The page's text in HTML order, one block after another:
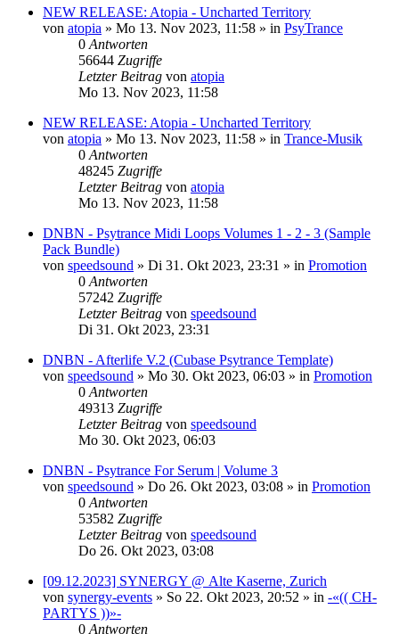
NEW RELEASE: Atopia - Uncharted Territory
von atopia » Mo 13. Nov 2023, 11:58 » in PsyTrance
0 Antworten
56644 Zugriffe
Letzter Beitrag von atopia
Mo 13. Nov 2023, 11:58
NEW RELEASE: Atopia - Uncharted Territory
von atopia » Mo 13. Nov 2023, 11:58 » in Trance-Musik
0 Antworten
48245 Zugriffe
Letzter Beitrag von atopia
Mo 13. Nov 2023, 11:58
DNBN - Psytrance Midi Loops Volumes 1 - 2 - 3 (Sample
Pack Bundle)
von speedsound » Di 31. Okt 2023, 23:31 » in Promotion
0 Antworten
57242 Zugriffe
Letzter Beitrag von speedsound
Di 31. Okt 2023, 23:31
DNBN - Afterlife V.2 (Cubase Psytrance Template)
von speedsound » Mo 30. Okt 2023, 06:03 » in Promotion
0 Antworten
49313 Zugriffe
Letzter Beitrag von speedsound
Mo 30. Okt 2023, 06:03
DNBN - Psytrance For Serum | Volume 3
von speedsound » Do 26. Okt 2023, 03:08 » in Promotion
0 Antworten
53582 Zugriffe
Letzter Beitrag von speedsound
Do 26. Okt 2023, 03:08
[09.12.2023] SYNERGY @ Alte Kaserne, Zurich
von synergy-events » So 22. Okt 2023, 20:52 » in -«(( CH-
PARTYS ))»-
0 Antworten